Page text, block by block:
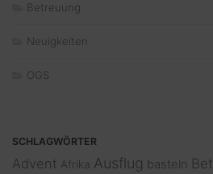
Betreuung
Neuigkeiten
OGS
SCHLAGWÖRTER
Advent Afrika Ausflug basteln